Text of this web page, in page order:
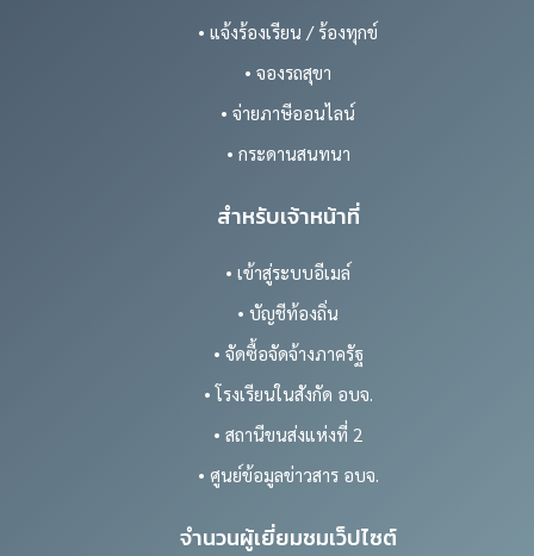
• แจ้งร้องเรียน / ร้องทุกข์
• จองรถสุขา
• จ่ายภาษีออนไลน์
• กระดานสนทนา
สำหรับเจ้าหน้าที่
• เข้าสู่ระบบอีเมล์
• บัญชีท้องถิ่น
• จัดซื้อจัดจ้างภาครัฐ
• โรงเรียนในสังกัด อบจ.
• สถานีขนส่งแห่งที่ 2
• ศูนย์ข้อมูลข่าวสาร อบจ.
จำนวนผู้เยี่ยมชมเว็ปไซต์